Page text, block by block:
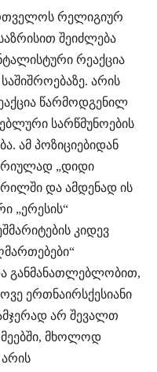
რელიგიურ
შეიძლება
რეაქცია
არის
წარმოდგენილ
სარწმუნოების
ამ პოზიციებიდან
„დიდი
და ამდენად ის
„ერესის“
კიდევ
განმანათლებლობით,
ერთნაირსქესიანი
არ შევალთ
მხოლოდ